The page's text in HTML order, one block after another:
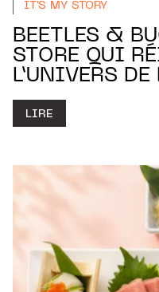
IT'S MY STORY
BEETLES &
STORE QUI
L’UNIVERS DE
LIRE